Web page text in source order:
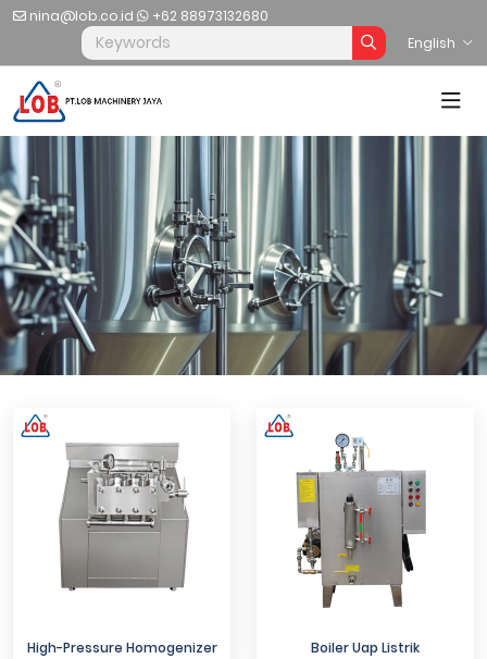
nina@lob.co.id
+62 88973132680
English
High-Pressure Homogenizer Boiler Uap Listrik